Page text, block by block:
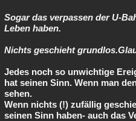
Sogar das verpassen der U-
Leben haben.
Nichts geschieht
Jedes noch so unwichtige
hat seinen Sinn. Wenn man
sehen.
Wenn nichts (!) zufällig
seinen Sinn haben- auch das